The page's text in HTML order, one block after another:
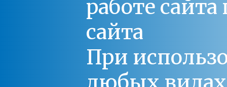
работе
сайта
При